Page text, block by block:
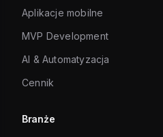
Aplikacje mobilne
MVP Development
AI & Automatyzacja
Cennik
Branże